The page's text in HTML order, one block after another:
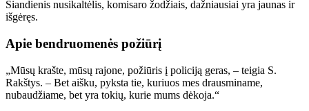
Šiandienis nusikaltėlis, komisaro žodžiais, dažniausiai yra jaunas ir
išgėręs.
Apie bendruomenės požiūrį
„Mūsų krašte, mūsų rajone, požiūris į policiją geras, – teigia S.
Rakštys. – Bet aišku, pyksta tie, kuriuos mes drausminame,
nubaudžiame, bet yra tokių, kurie mums dėkoja.“